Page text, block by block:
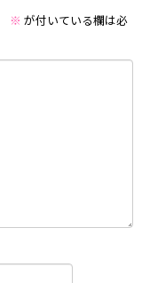
※ が付いている欄は必